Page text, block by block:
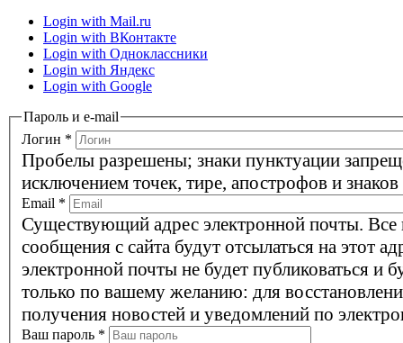
Login with Mail.ru
Login with ВКонтакте
Login with Одноклассники
Login with Яндекс
Login with Google
Пароль и e-mail
Логин *
Пробелы разрешены; знаки пунктуации
исключением точек, тире, апострофов и
Email *
Существующий адрес электронной почты. Все
сообщения с сайта будут отсылаться на этот
электронной почты не будет публиковаться и
только по вашему желанию: для
получения новостей и уведомлений по
Ваш пароль *